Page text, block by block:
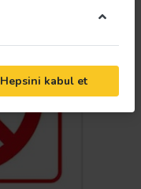
Hepsini kabul et